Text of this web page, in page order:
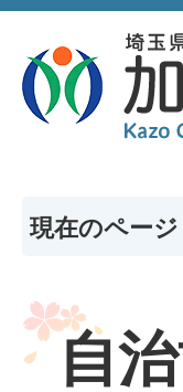
現在のページ
自